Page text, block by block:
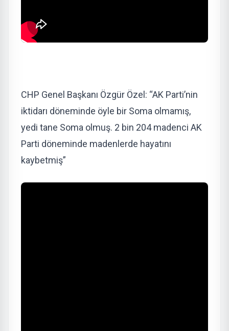
CHP Genel Başkanı Özgür Özel: “AK Parti’nin
iktidarı döneminde öyle bir Soma olmamış,
yedi tane Soma olmuş. 2 bin 204 madenci AK
Parti döneminde madenlerde hayatını
kaybetmiş”